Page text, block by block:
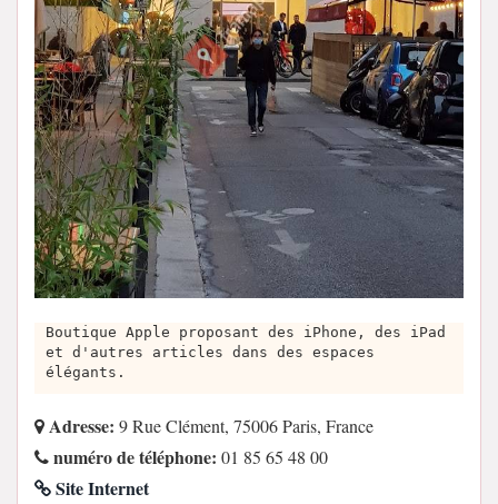
Boutique Apple proposant des iPhone, des iPad
et d'autres articles dans des espaces
élégants.
Adresse: 9 Rue Clément, 75006 Paris, France
numéro de téléphone: 01 85 65 48 00
Site Internet